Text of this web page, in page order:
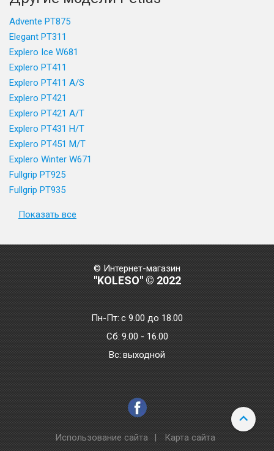
Advente PT875
Elegant PT311
Explero Ice W681
Explero PT411
Explero PT411 A/S
Explero PT421
Explero PT421 A/T
Explero PT431 H/T
Explero PT451 M/T
Explero Winter W671
Fullgrip PT925
Fullgrip PT935
Показать все
© Интернет-магазин
"KOLESO" © 2022
Пн-Пт:с 9.00 до 18.00
Сб: 9.00 - 16.00
Bc: выходной
Использование сайта | Карта сайта